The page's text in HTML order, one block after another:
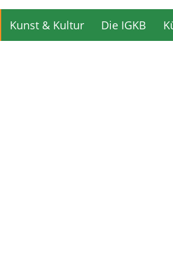
Kunst & Kultur Die IGKB